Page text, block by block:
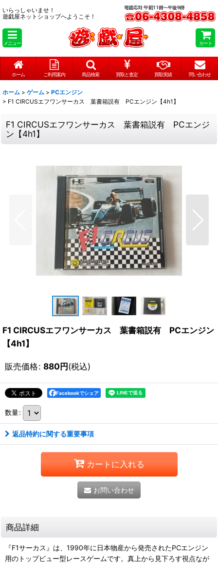
いらっしゃいませ！
遊戯屋ネットショップへようこそ！
メニュー カート
ホーム ご利用案内 商品検索 買取と査定 買取実績 問い合わせ
ホーム > ゲーム > PCエンジン
> F1 CIRCUSエフワンサーカス 葉書箱説有 PCエンジン【4h1】
F1 CIRCUSエフワンサーカス 葉書箱説有 PCエンジ
ン【4h1】
F1 CIRCUSエフワンサーカス 葉書箱説有 PCエンジン
【4h1】
販売価格: 880円(税込)
Facebookでシェア
数量:
返品特約に関する重要事項
カートに入れる
お問い合わせ
商品詳細
『F1サーカス』は、1990年に日本物産から発売されたPCエンジン
用のトップビュー型レースゲームです。真上から見下ろす視点なが